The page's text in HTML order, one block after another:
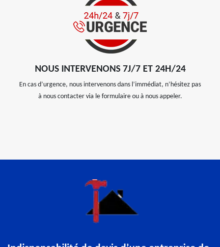
NOUS INTERVENONS 7J/7 ET 24H/24
En cas d’urgence, nous intervenons dans l’immédiat, n’hésitez pas
à nous contacter via le formulaire ou à nous appeler.